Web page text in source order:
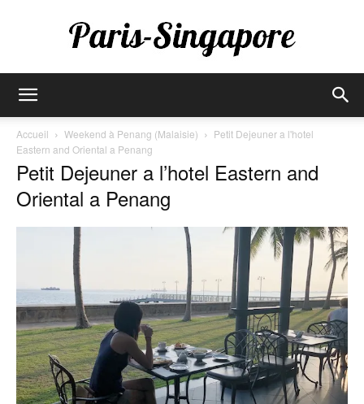
Singapore
Accueil Weekend à Penang (Malaisie)
Petit Dejeuner a l'hotel
Eastern and Oriental a Penang
Petit Dejeuner a l’hotel Eastern and
Oriental a Penang